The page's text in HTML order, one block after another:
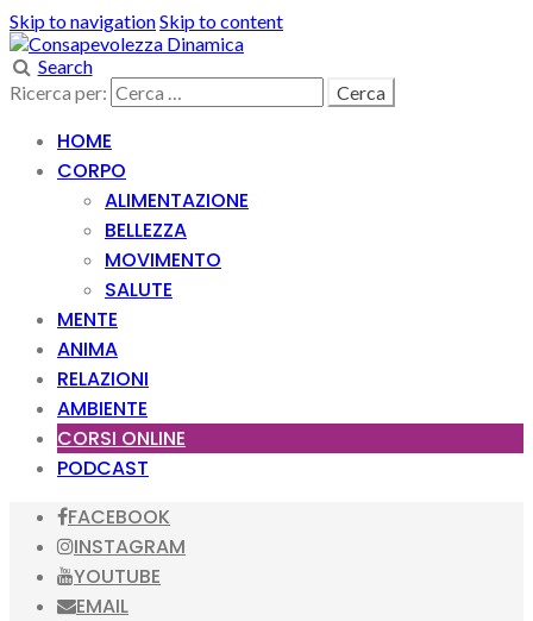
Skip to navigationSkip to content
Search
Ricerca per:
HOME
CORPO
ALIMENTAZIONE
BELLEZZA
MOVIMENTO
SALUTE
MENTE
ANIMA
RELAZIONI
AMBIENTE
CORSI ONLINE
PODCAST
FACEBOOK
INSTAGRAM
YOUTUBE
EMAIL